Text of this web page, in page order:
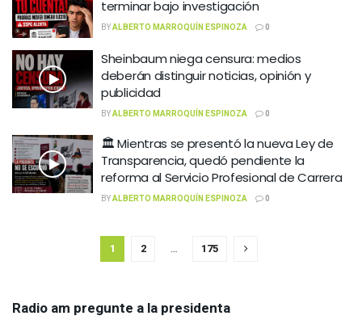
terminar bajo investigación
BYALBERTO MARROQUÍN ESPINOZA 0
Sheinbaum niega censura: medios
deberán distinguir noticias, opinión y
publicidad
BYALBERTO MARROQUÍN ESPINOZA 0
🏛️ Mientras se presentó la nueva Ley de
Transparencia, quedó pendiente la
reforma al Servicio Profesional de Carrera
BYALBERTO MARROQUÍN ESPINOZA 0
1 2 … 175
Radio am pregunte a la presidenta